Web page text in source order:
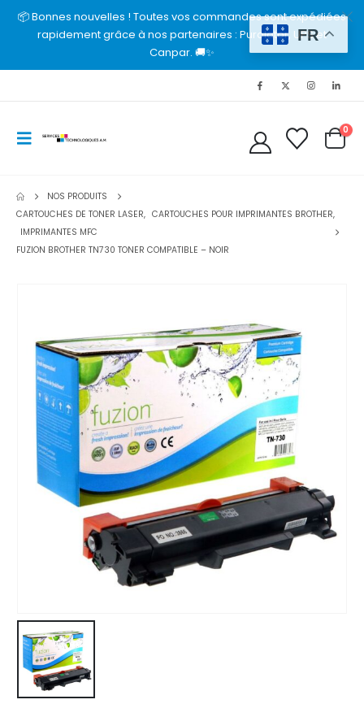
📦 Bonnes nouvelles ! Toutes vos commandes sont expédiées
rapidement grâce à nos partenaires : Purolator, UPS et
Canpar. 🚚✨
0
NOS PRODUITS
CARTOUCHES DE TONER LASER, CARTOUCHES POUR IMPRIMANTES BROTHER,
IMPRIMANTES MFC
FUZION BROTHER TN730 TONER COMPATIBLE – NOIR
FR